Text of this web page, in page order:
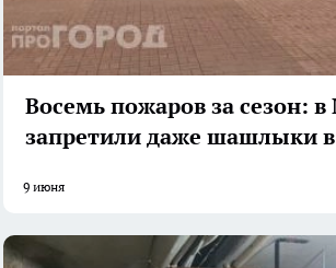
Восемь пожаров за сезон:
запретили даже шашлыки в
9 июня